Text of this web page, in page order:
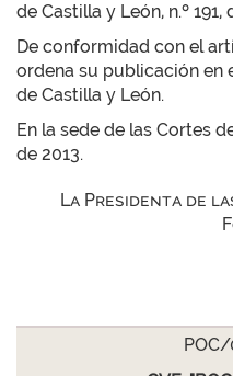
de Castilla y León, n.º
De conformidad con el
ordena su publicación en
de Castilla y León.
En la sede de las Cortes
de 2013.
La Presidenta de